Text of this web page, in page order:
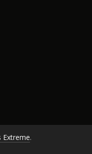
Extreme.